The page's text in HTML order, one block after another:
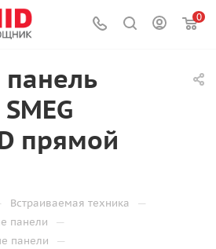
0
прямой
Встраиваемая техника —
панели —
панели —